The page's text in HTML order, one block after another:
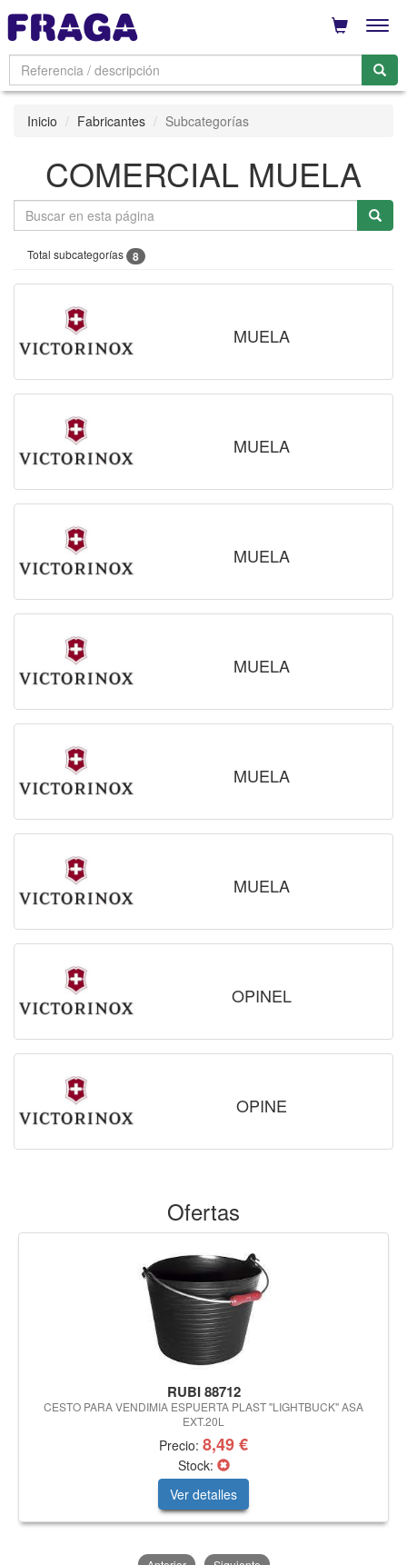
Inicio Fabricantes Subcategorías
COMERCIAL MUELA
Total subcategorías 8
MUELA
MUELA
MUELA
MUELA
MUELA
MUELA
OPINEL
OPINE
Ofertas
RUBI 88712
CESTO PARA VENDIMIA ESPUERTA PLAST "LIGHTBUCK" ASA
EXT.20L
Precio: 8,49 €
Stock:
Ver detalles